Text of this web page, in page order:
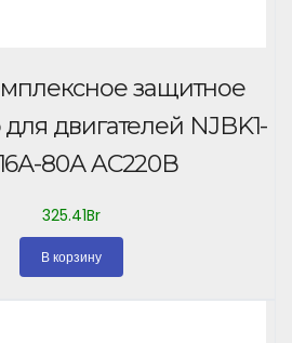
защитное
для двигателей NJBK1-
80А AC220В
325.41Br
В корзину